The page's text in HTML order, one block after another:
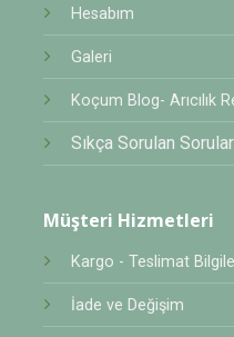
Hesabım
Galeri
Koçum Blog- Arıcılık
Sıkça Sorulan Sorular
Müşteri Hizmetleri
Kargo - Teslimat
İade ve Değişim